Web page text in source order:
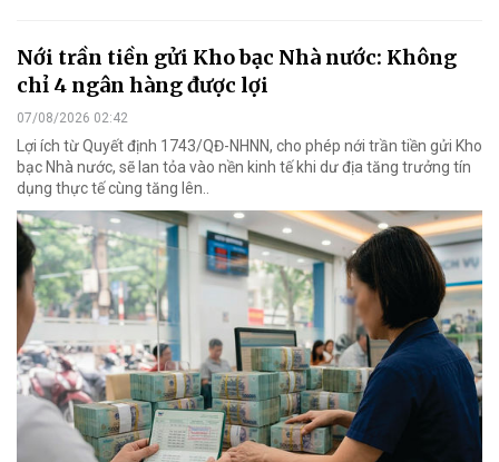
Nới trần tiền gửi Kho bạc Nhà nước: Không
chỉ 4 ngân hàng được lợi
07/08/2026 02:42
Lợi ích từ Quyết định 1743/QĐ-NHNN, cho phép nới trần tiền gửi Kho
bạc Nhà nước, sẽ lan tỏa vào nền kinh tế khi dư địa tăng trưởng tín
dụng thực tế cùng tăng lên..